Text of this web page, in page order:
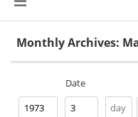
Monthly Archives:
Date